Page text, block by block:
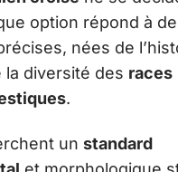
option répond à
nées de
la diversité des races
.
un standard